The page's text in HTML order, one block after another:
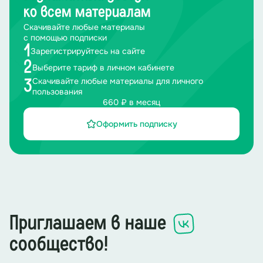
Ведущая 1:Согласна.
Ведущая 2:Второй незаменимый человек в нашей
школе, конечно, заместитель директора.
___________________
вам слово.
Поздравительная речь
зачитывает приказ
о правилах проведения экзаменов, количестве
Директор и заместитель директора по УВР
вручают дипломы и грамоты.
ко всем материалам
Скачивайте любые материалы
с помощью подписки
1 Зарегистрируйтесь на сайте
2Выберите тариф в личном кабинете
3Скачивайте любые материалы для личного
пользования
660 ₽ в месяц
Оформить подписку
Приглашаем в наше
сообщество!